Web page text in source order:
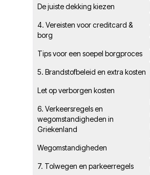
De juiste dekking kiezen
4. Vereisten voor creditcard &
borg
Tips voor een soepel borgproces
5. Brandstofbeleid en extra kosten
Let op verborgen kosten
6. Verkeersregels en
wegomstandigheden in
Griekenland
Wegomstandigheden
7. Tolwegen en parkeerregels